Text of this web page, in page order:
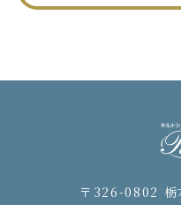
〒326-0802 栃